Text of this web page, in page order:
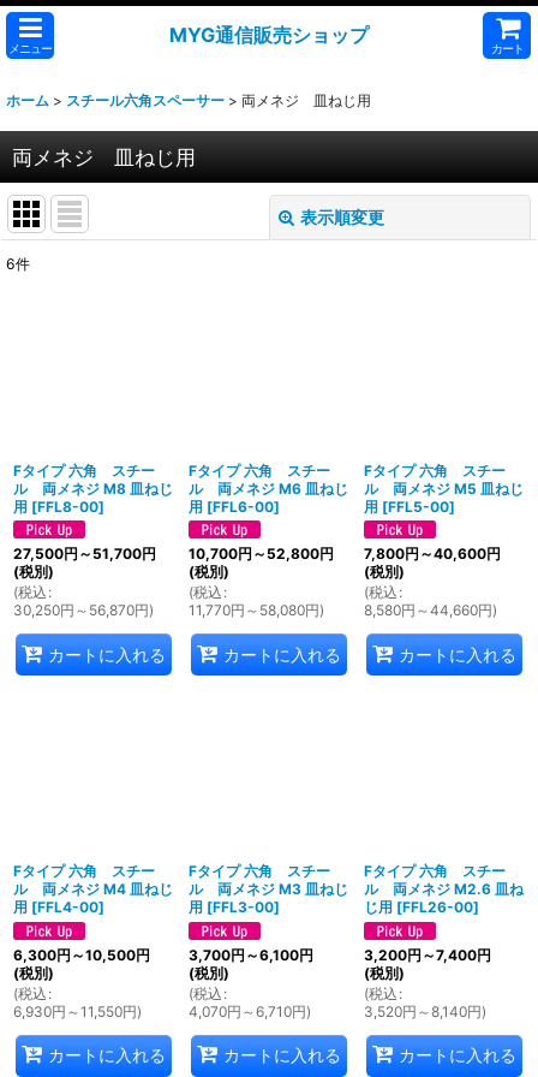
メニュー
MYG通信販売ショップ
カート
ホーム > スチール六角スペーサー > 両メネジ 皿ねじ用
両メネジ 皿ねじ用
表示順変更
6件
Fタイプ 六角 スチー
ル 両メネジ M8 皿ねじ
用 [FFL8-00]
27,500円 ～51,700円
(税別)
(税込 :
30,250円 ～56,870円)
カートに入れる
Fタイプ 六角 スチー
ル 両メネジ M6 皿ねじ
用 [FFL6-00]
10,700円 ～52,800円
(税別)
(税込 :
11,770円 ～58,080円)
カートに入れる
Fタイプ 六角 スチー
ル 両メネジ M5 皿ねじ
用 [FFL5-00]
7,800円 ～40,600円
(税別)
(税込 :
8,580円 ～44,660円)
カートに入れる
Fタイプ 六角 スチー
ル 両メネジ M4 皿ねじ
用 [FFL4-00]
6,300円 ～10,500円
(税別)
(税込 :
6,930円 ～11,550円)
カートに入れる
Fタイプ 六角 スチー
ル 両メネジ M3 皿ねじ
用 [FFL3-00]
3,700円 ～6,100円
(税別)
(税込 :
4,070円 ～6,710円)
カートに入れる
Fタイプ 六角 スチー
ル 両メネジ M2.6 皿ね
じ用 [FFL26-00]
3,200円 ～7,400円
(税別)
(税込 :
3,520円 ～8,140円)
カートに入れる